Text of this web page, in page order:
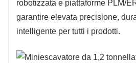
robotizzata e piattaforme PLM/
garantire elevata precisione,
intelligente per tutti i prodotti.